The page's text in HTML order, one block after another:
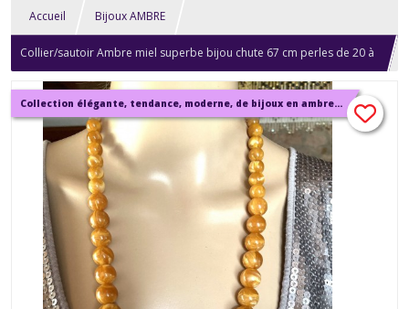
Accueil Bijoux AMBRE
Collier/sautoir Ambre miel superbe bijou chute 67 cm perles de 20 à
10mm Bijou femme
Collection élégante, tendance, moderne, de bijoux en ambre, pierre, perles.